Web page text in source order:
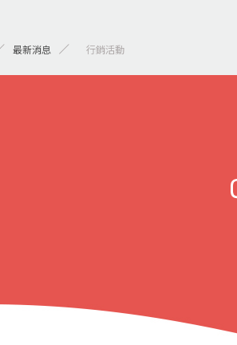
最新消息 > 行銷活動